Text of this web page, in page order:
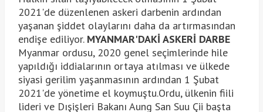
2021'de düzenlenen askeri darbenin ardından
yaşanan şiddet olaylarını daha da artırmasından
endişe ediliyor. MYANMAR'DAKİ ASKERİ DARBE
Myanmar ordusu, 2020 genel seçimlerinde hile
yapıldığı iddialarının ortaya atılması ve ülkede
siyasi gerilim yaşanmasının ardından 1 Şubat
2021'de yönetime el koymuştu.Ordu, ülkenin fiili
lideri ve Dışişleri Bakanı Aung San Suu Çii başta